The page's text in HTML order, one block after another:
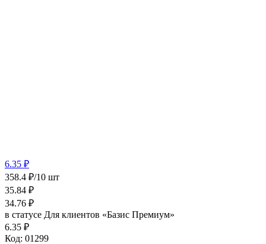
6.35 ₽
358.4 ₽/10 шт
35.84 ₽
34.76 ₽
в статусе Для клиентов «Базис Премиум»
6.35 ₽
Код: 01299